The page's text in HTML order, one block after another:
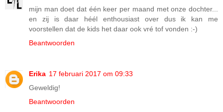
mijn man doet dat één keer per maand met onze dochter...
en zij is daar héél enthousiast over dus ik kan me
voorstellen dat de kids het daar ook vré tof vonden :-)
Beantwoorden
Erika 17 februari 2017 om 09:33
Geweldig!
Beantwoorden